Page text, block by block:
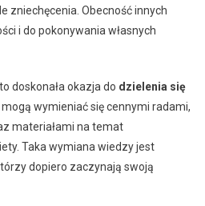
zniechęcenia. Obecność innych
i do pokonywania własnych
doskonała okazja do dzielenia się
mogą wymieniać się cennymi radami,
materiałami na temat
Taka wymiana wiedzy jest
dopiero zaczynają swoją